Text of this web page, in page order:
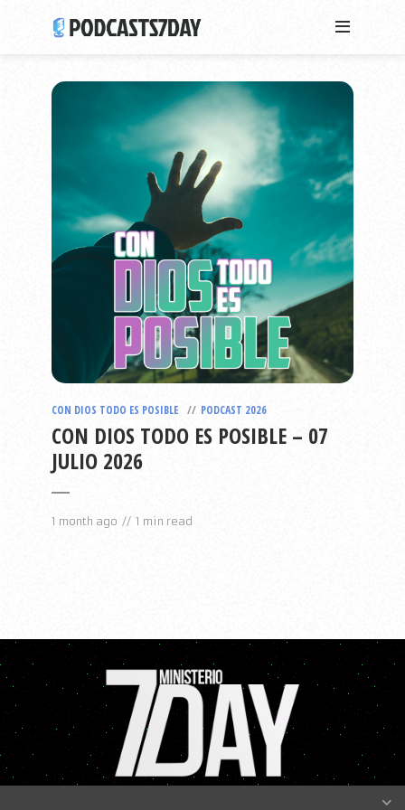
CON DIOS TODO ES POSIBLE PODCAST 2026
CON DIOS TODO ES POSIBLE – 07
JULIO 2026
1 month ago 1 min read